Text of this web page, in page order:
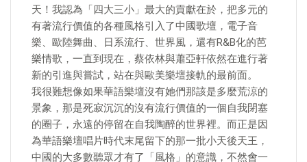
天！我認為「四大三小」最大的貢獻在於，把多元的
有著流行價值的各種風格引入了中國歌壇，電子音
樂、歐陸舞曲、日系流行、世界風，還有R&B化的芭
樂情歌，一直到現在，蔡依林與蕭亞軒依然在進行著
新的引進與嘗試，站在與歐美樂壇接軌的最前面。
我很難想像如果華語樂壇沒有她們那該是多麼荒涼的
景象，那是死寂沉沉的沒有流行價值的一個自我閉塞
的圈子，永遠的停留在自我陶醉的世界裡。而正是因
為華語樂壇唱片時代末尾留下的那一批小天後天王，
中國的大多數聽眾才有了「風格」的意識，不然會一